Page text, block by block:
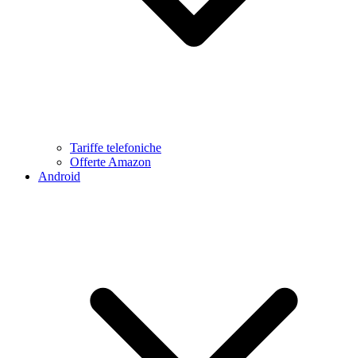
Tariffe telefoniche
Offerte Amazon
Android